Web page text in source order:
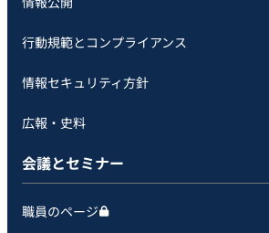
行動規範とコンプライアンス
情報セキュリティ方針
広報・史料
会議とセミナー
職員のページ